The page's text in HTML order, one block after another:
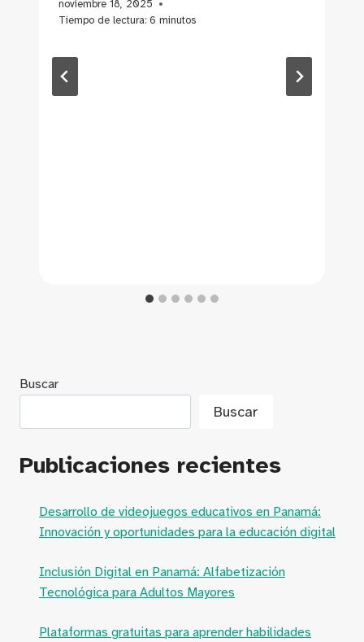
noviembre 18, 2025
Tiempo de lectura: 6 minutos
Buscar
Buscar
Publicaciones recientes
Desarrollo de videojuegos educativos en Panamá:
Innovación y oportunidades para la educación digital
Inclusión Digital en Panamá: Alfabetización
Tecnológica para Adultos Mayores
Plataformas gratuitas para aprender habilidades